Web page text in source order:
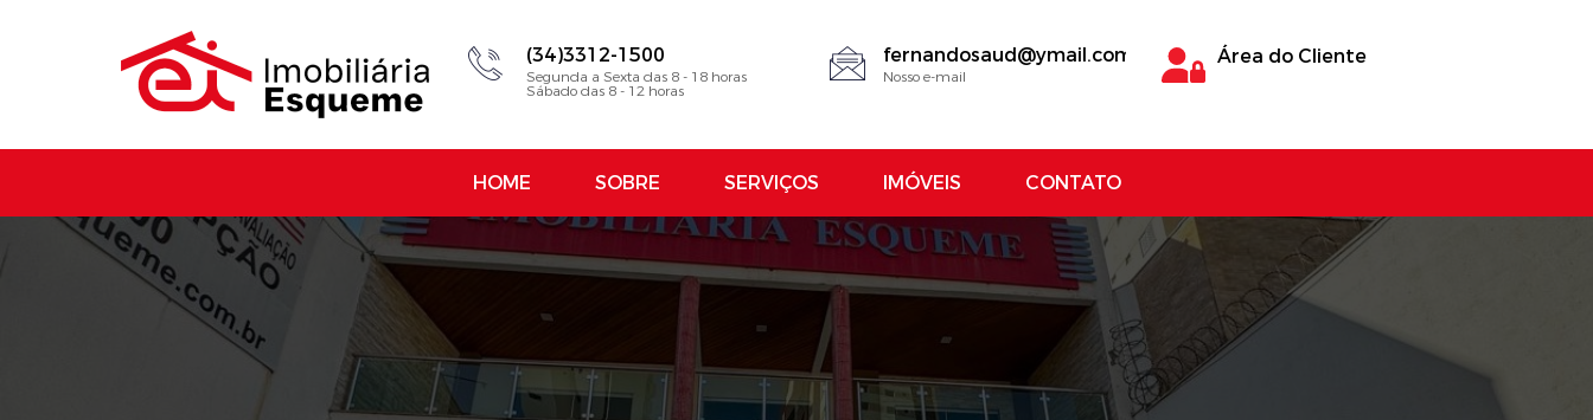
(34)3312-1500
Segunda a Sexta das 8 - 18 horas
Sábado das 8 - 12 horas
fernandosaud@ymail.com
Nosso e-mail
Área do Cliente
HOME SOBRE SERVIÇOS IMÓVEIS CONTATO